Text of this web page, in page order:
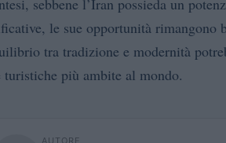
sebbene l’Iran possieda un
le sue opportunità rimangono
tra tradizione e modernità
turistiche più ambite al mondo.
AUTORE